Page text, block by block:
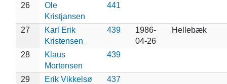
26
Ole
Kristjansen
441
27
Karl Erik
Kristensen
439
1986-
04-26
Hellebæk
28
Klaus
Mortensen
439
29
Erik Vikkelsø
437